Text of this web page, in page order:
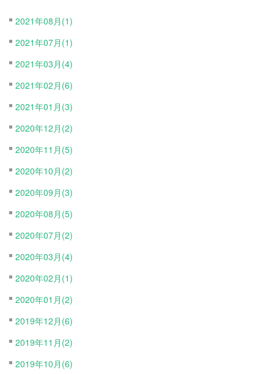
2021年08月(1)
2021年07月(1)
2021年03月(4)
2021年02月(6)
2021年01月(3)
2020年12月(2)
2020年11月(5)
2020年10月(2)
2020年09月(3)
2020年08月(5)
2020年07月(2)
2020年03月(4)
2020年02月(1)
2020年01月(2)
2019年12月(6)
2019年11月(2)
2019年10月(6)